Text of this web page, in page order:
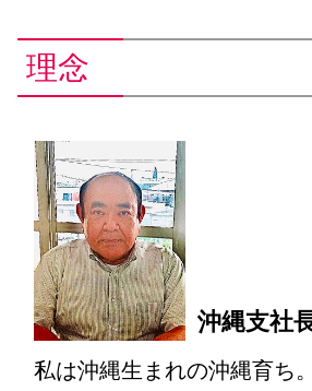
理念
沖縄支社
私は沖縄生まれの沖縄育ち